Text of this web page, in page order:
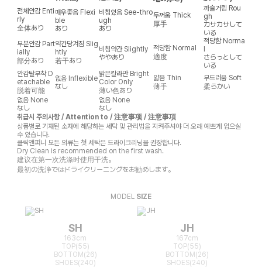
전체안감 Enti
rly
全体あり
매우좋음 Flexi
ble
あり
비침있음 See-thro
ugh
あり
두꺼움 Thick
厚手
까슬거림 Rou
gh
カサカサして
いる
부분안감 Part
ially
部分あり
약간당겨짐 Slig
htly
若干あり
비침약간 Slightly
ややあり
적당함 Normal
適度
적당함 Norma
さらっとして
いる
안감탈부착 D
etachable
脱着可能
없음 Inflexible
なし
밝은칼라만 Bright
Color Only
薄い色あり
얇음 Thin
薄手
부드러움 Soft
柔らかい
없음 None
なし
없음 None
なし
취급시 주의사항 / Attention to / 注意事项 / 注意事項
상품별로 기재된 소재에 해당하는 세탁 및 관리법을 지켜주셔야 더 오래 예쁘게 입으실
수 있습니다.
클릭앤퍼니 모든 의류는 첫 세탁은 드라이크리닝을 권장합니다.
Dry Clean is recommended on the first wash.
建议在第一次洗涤时使用干洗。
最初の洗浄ではドライクリーニングをお勧めします。
MODEL SIZE
SH
163cm
TOP(55)
BOTTOM(26)
SHOES(240)
JH
167cm
TOP(55)
BOTTOM(26)
SHOES(240)